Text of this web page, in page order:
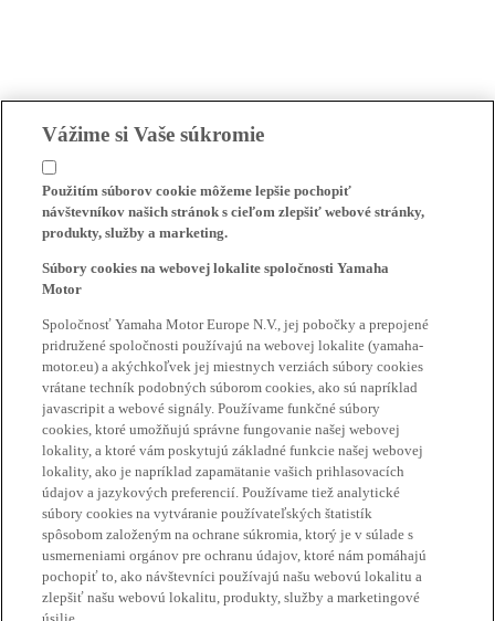
Vážime si Vaše súkromie
Použitím súborov cookie môžeme lepšie pochopiť
návštevníkov našich stránok s cieľom zlepšiť webové stránky,
produkty, služby a marketing.
Súbory cookies na webovej lokalite spoločnosti Yamaha
Motor
Spoločnosť Yamaha Motor Europe N.V., jej pobočky a prepojené
pridružené spoločnosti používajú na webovej lokalite (yamaha-
motor.eu) a akýchkoľvek jej miestnych verziách súbory cookies
vrátane techník podobných súborom cookies, ako sú napríklad
javascripit a webové signály. Používame funkčné súbory
cookies, ktoré umožňujú správne fungovanie našej webovej
lokality, a ktoré vám poskytujú základné funkcie našej webovej
lokality, ako je napríklad zapamätanie vašich prihlasovacích
údajov a jazykových preferencií. Používame tiež analytické
súbory cookies na vytváranie používateľských štatistík
spôsobom založeným na ochrane súkromia, ktorý je v súlade s
usmerneniami orgánov pre ochranu údajov, ktoré nám pomáhajú
pochopiť to, ako návštevníci používajú našu webovú lokalitu a
zlepšiť našu webovú lokalitu, produkty, služby a marketingové